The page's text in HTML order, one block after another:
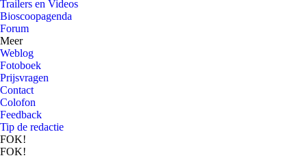
Trailers en Videos
Bioscoopagenda
Forum
Meer
Weblog
Fotoboek
Prijsvragen
Contact
Colofon
Feedback
Tip de redactie
FOK!
FOK!